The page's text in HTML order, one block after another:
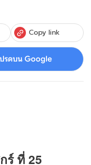
Copy link
ปรดบน Google
ร์ ที่ 25